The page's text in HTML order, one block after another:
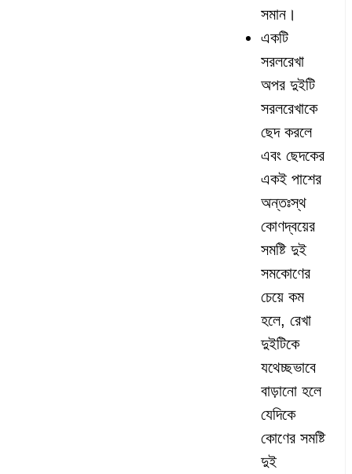
সমান।
একটি
সরলরেখা
অপর দুইটি
সরলরেখাকে
ছেদ করলে
এবং ছেদকের
একই পাশের
অন্তঃস্থ
কোণদ্বয়ের
সমষ্টি দুই
সমকোণের
চেয়ে কম
হলে, রেখা
দুইটিকে
যথেচ্ছভাবে
বাড়ানো হলে
যেদিকে
কোণের সমষ্টি
দুই